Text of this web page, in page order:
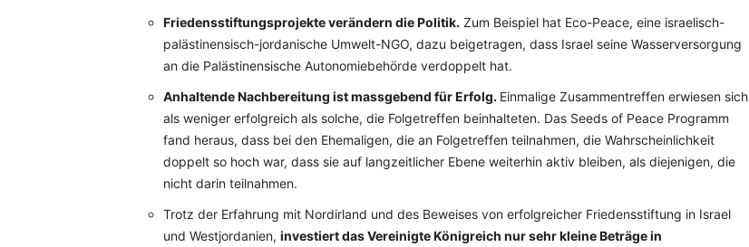
Friedensstiftungsprojekte verändern die Politik. Zum Beispiel hat Eco-Peace, eine israelisch-
palästinensisch-jordanische Umwelt-NGO, dazu beigetragen, dass Israel seine Wasserversorgung
an die Palästinensische Autonomiebehörde verdoppelt hat.
Anhaltende Nachbereitung ist massgebend für Erfolg. Einmalige Zusammentreffen erwiesen sich
als weniger erfolgreich als solche, die Folgetreffen beinhalteten. Das Seeds of Peace Programm
fand heraus, dass bei den Ehemaligen, die an Folgetreffen teilnahmen, die Wahrscheinlichkeit
doppelt so hoch war, dass sie auf langzeitlicher Ebene weiterhin aktiv bleiben, als diejenigen, die
nicht darin teilnahmen.
Trotz der Erfahrung mit Nordirland und des Beweises von erfolgreicher Friedensstiftung in Israel
und Westjordanien, investiert das Vereinigte Königreich nur sehr kleine Beträge in